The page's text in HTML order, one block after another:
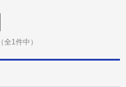
（全1件中）